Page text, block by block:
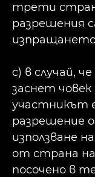
трети
разрешения
изпращането
c) в случай,
заснет човек
участникът
разрешение
използване
от страна
посочено в